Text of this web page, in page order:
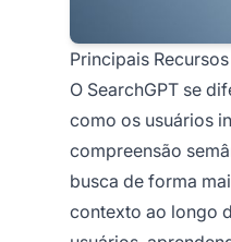
Principais
O SearchGPT se
como os usuários
compreensão
busca de forma
contexto ao longo